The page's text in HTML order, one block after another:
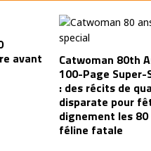
avant
Catwoman 80th
100-Page Super-
: des récits de
disparate pour
dignement les 80
féline fatale